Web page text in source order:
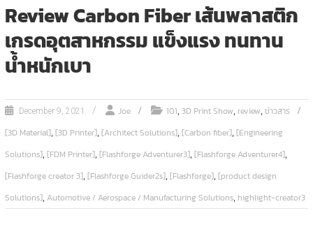
Review Carbon Fiber เส้นพลาสติก
เกรดอุตสาหกรรม แข็งแรง ทนทาน
น้ำหนักเบา
December 9, 2021 Joe 101,3D Print Show, review,ข่าวสาร
[3D Material],[3D Printer],[Architect Solutions],[Carbon fiber],[Engineering
Solutions],[FDM Printer],[Flashforge Adventurer3],[Flashforge Adventurer4],
[Flashforge creator 3],[Flashforge Guider2s],[Flashforge],[product design
Solutions], Automotive / Aerospace / Manufacturing Solutions, highlight-creator3